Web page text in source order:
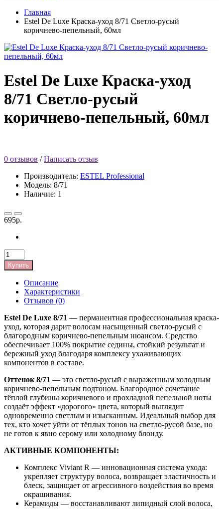
Главная
Estel De Luxe Краска-уход 8/71 Светло-русый
коричнево-пепельный, 60мл
Estel De Luxe Краска-уход
8/71 Светло-русый
коричнево-пепельный, 60мл
0 отзывов /Написать отзыв
Производитель: ESTEL Professional
Модель: 8/71
Наличие: 1
695р.
Купить
Описание
Характеристики
Отзывов (0)
Estel De Luxe 8/71 — перманентная профессиональная краска-
уход, которая дарит волосам насыщенный светло-русый с
благородным коричнево-пепельным нюансом. Средство
обеспечивает 100% покрытие седины, стойкий результат и
бережный уход благодаря комплексу ухаживающих
компонентов в составе.
Оттенок 8/71 — это светло-русый с выраженным холодным
коричнево-пепельным подтоном. Благородное сочетание
тёплой глубины коричневого и прохладной пепельной ноты
создаёт эффект «дорогого» цвета, который выглядит
одновременно светлым и изысканным. Идеальный выбор для
тех, кто хочет уйти от тёплых тонов на светло-русой базе, но
не готов к явно серому или холодному блонду.
АКТИВНЫЕ КОМПОНЕНТЫ:
Комплекс Viviant R — инновационная система ухода:
укрепляет структуру волоса, возвращает эластичность и
блеск, защищает от агрессивного воздействия во время
окрашивания.
Керамиды — восстанавливают липидный слой волоса,